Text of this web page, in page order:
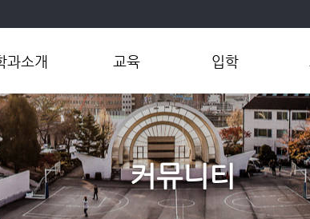
과소개
학과개요
장인사말
연혁
현황
및 연락처
교육
학부
대학원
입학
대학입학
대학원입학
편입학
커뮤니티